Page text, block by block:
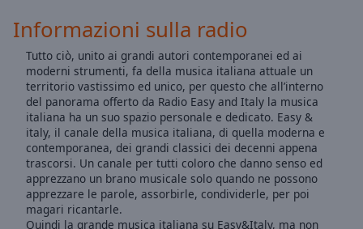
Caption
Background
Color
Opacity
Font
Informazioni sulla radio
Tutto ciò, unito ai grandi autori contemporanei ed ai
moderni strumenti, fa della musica italiana attuale un
territorio vastissimo ed unico, per questo che all’interno
del panorama offerto da Radio Easy and Italy la musica
italiana ha un suo spazio personale e dedicato. Easy &
italy, il canale della musica italiana, di quella moderna e
contemporanea, dei grandi classici dei decenni appena
trascorsi. Un canale per tutti coloro che danno senso ed
apprezzano un brano musicale solo quando ne possono
apprezzare le parole, assorbirle, condividerle, per poi
magari ricantarle.
Quindi la grande musica italiana su Easy&Italy, ma non